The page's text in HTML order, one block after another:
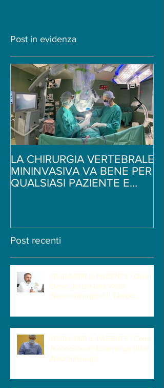
Post in evidenza
LA CHIRURGIA VERTEBRALE
MININVASIVA VA BENE PER
QUALSIASI PAZIENTE E
Post recenti
GUIDA PER IL PAZIENTE - Quanto
Deve Durare una Visita
Neurochirurgica? Il Tempo
GUIDA PER IL PAZIENTE - Come
Riconoscere l'Esperienza di un
Neurochirurgo